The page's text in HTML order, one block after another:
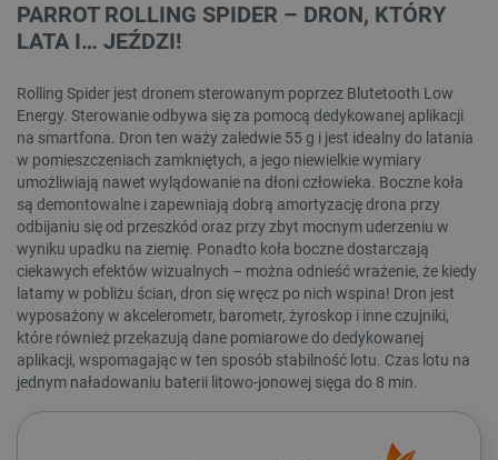
PARROT ROLLING SPIDER – DRON, KTÓRY
LATA I… JEŹDZI!
Rolling Spider jest dronem sterowanym poprzez Blutetooth Low
Energy. Sterowanie odbywa się za pomocą dedykowanej aplikacji
na smartfona. Dron ten waży zaledwie 55 g i jest idealny do latania
w pomieszczeniach zamkniętych, a jego niewielkie wymiary
umożliwiają nawet wylądowanie na dłoni człowieka. Boczne koła
są demontowalne i zapewniają dobrą amortyzację drona przy
odbijaniu się od przeszkód oraz przy zbyt mocnym uderzeniu w
wyniku upadku na ziemię. Ponadto koła boczne dostarczają
ciekawych efektów wizualnych – można odnieść wrażenie, że kiedy
latamy w pobliżu ścian, dron się wręcz po nich wspina! Dron jest
wyposażony w akcelerometr, barometr, żyroskop i inne czujniki,
które również przekazują dane pomiarowe do dedykowanej
aplikacji, wspomagając w ten sposób stabilność lotu. Czas lotu na
jednym naładowaniu baterii litowo-jonowej sięga do 8 min.